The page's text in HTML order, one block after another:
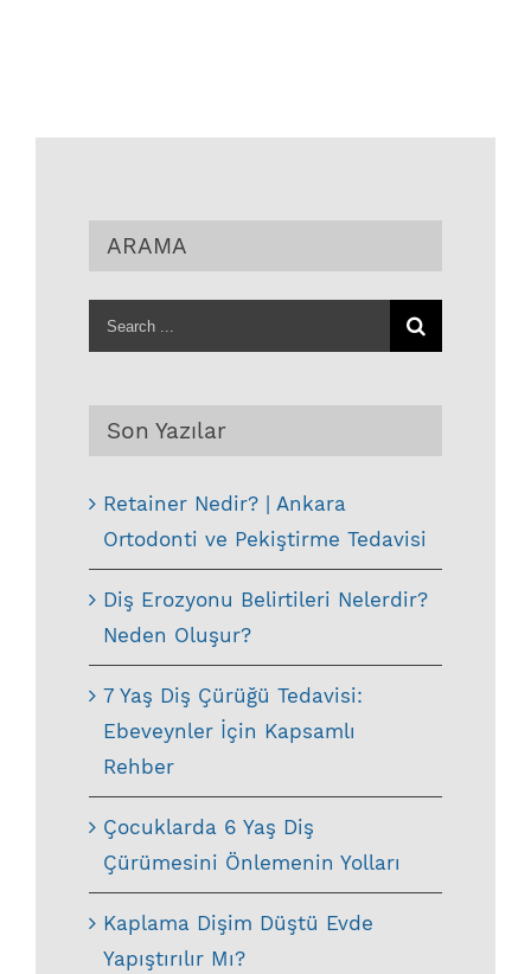
ARAMA
Search
for:
Son Yazılar
Retainer Nedir? | Ankara
Ortodonti ve Pekiştirme Tedavisi
Diş Erozyonu Belirtileri Nelerdir?
Neden Oluşur?
7 Yaş Diş Çürüğü Tedavisi:
Ebeveynler İçin Kapsamlı
Rehber
Çocuklarda 6 Yaş Diş
Çürümesini Önlemenin Yolları
Kaplama Dişim Düştü Evde
Yapıştırılır Mı?